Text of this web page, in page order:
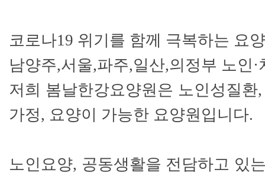
코로나19 위기를 함께 극복하는 요
남양주,서울,파주,일산,의정부 노인·
저희 봄날한강요양원은 노인성질환
가정, 요양이 가능한 요양원입니다.
노인요양, 공동생활을 전담하고 있